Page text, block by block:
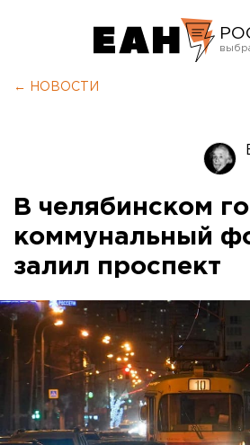
← НОВОСТИ
В челябинском
коммунальный
залил проспект